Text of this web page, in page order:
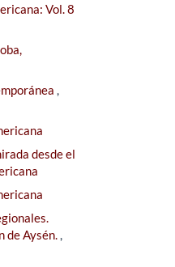
Vol. 8
,
desde el
de Aysén.,